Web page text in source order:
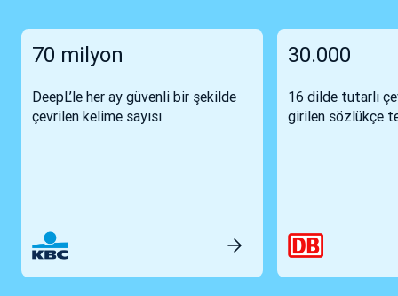
70 milyon
DeepL’le her ay güvenli bir şekilde
çevrilen kelime sayısı
30.000
16 dilde tutarlı
girilen sözlükçe